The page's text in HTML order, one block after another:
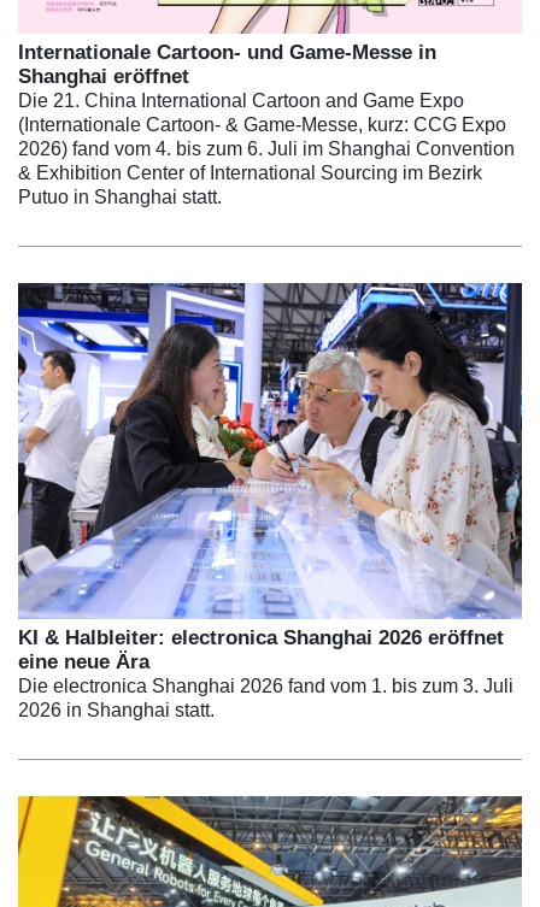
Internationale Cartoon- und Game-Messe in
Shanghai eröffnet
Die 21. China International Cartoon and Game Expo
(Internationale Cartoon- & Game-Messe, kurz: CCG Expo
2026) fand vom 4. bis zum 6. Juli im Shanghai Convention
& Exhibition Center of International Sourcing im Bezirk
Putuo in Shanghai statt.
KI & Halbleiter: electronica Shanghai 2026 eröffnet
eine neue Ära
Die electronica Shanghai 2026 fand vom 1. bis zum 3. Juli
2026 in Shanghai statt.